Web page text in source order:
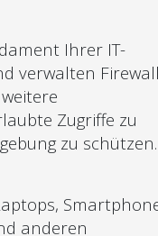
Ihrer IT-
verwalten
Zugriffe zu
zu schützen.
anderen